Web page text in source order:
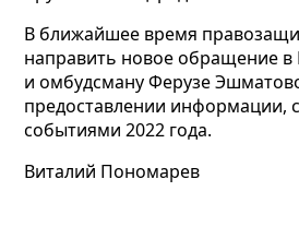
В ближайшее время
направить новое обращение
и омбудсману Ферузе
предоставлении информации,
событиями 2022 года.
Виталий Пономарев